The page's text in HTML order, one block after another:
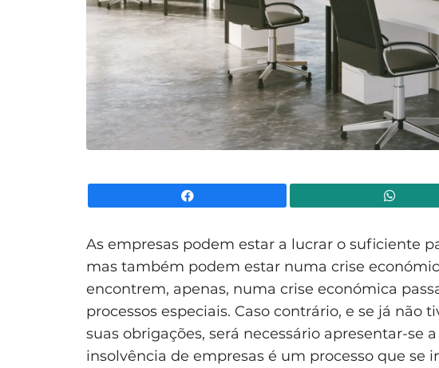
As empresas podem estar a lucrar o suficiente
mas também podem estar numa crise
encontrem, apenas, numa crise económica
processos especiais. Caso contrário, e se já não
suas obrigações, será necessário apresentar-se
insolvência de empresas é um processo que se